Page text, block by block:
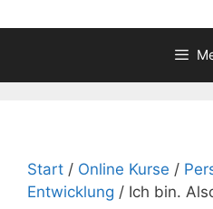
Start / Online Kurse /
Entwicklung / Ich bin.